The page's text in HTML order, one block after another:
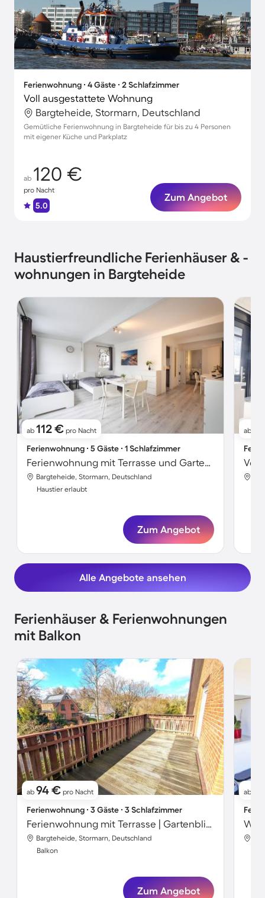
Ferienwohnung ∙ 4 Gäste ∙ 2 Schlafzimmer
Voll ausgestattete Wohnung
Bargteheide, Stormarn, Deutschland
Gemütliche Ferienwohnung in Bargteheide für bis zu 4 Personen
mit eigener Küche und Parkplatz
ab 120 €
pro Nacht
5.0
Zum Angebot
Haustierfreundliche Ferienhäuser & -
wohnungen in Bargteheide
ab 112 € pro Nacht
Ferienwohnung ∙ 5 Gäste ∙ 1 Schlafzimmer
Ferienwohnung mit Terrasse und Garten | Hunde erlaubt
Bargteheide, Stormarn, Deutschland
Haustier erlaubt
Zum Angebot
ab
Alle Angebote ansehen
Ferienhäuser & Ferienwohnungen
mit Balkon
ab 94 € pro Nacht
Ferienwohnung ∙ 3 Gäste ∙ 3 Schlafzimmer
Ferienwohnung mit Terrasse | Gartenblick
Bargteheide, Stormarn, Deutschland
Balkon
Zum Angebot
ab